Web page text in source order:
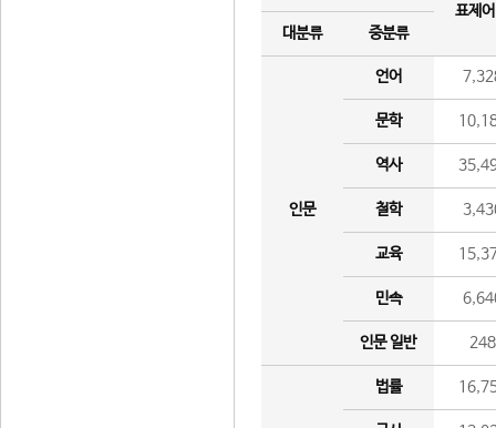
표제
대분류
중분류
인문
언어
문학
역사
철학
교육
민속
인문 일반 248
법률